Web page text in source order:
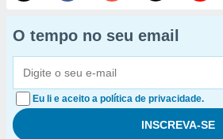
O tempo no seu email
Eu li e aceito a política de privacidade.